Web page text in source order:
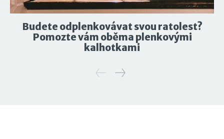
Budete odplenkovávat svou ratolest?
Pomozte vám oběma plenkovými
kalhotkami